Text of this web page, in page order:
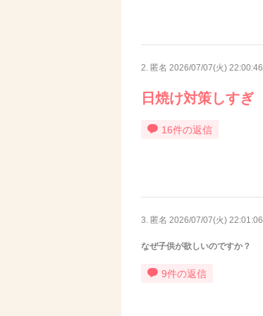
2. 匿名 2026/07/07(火) 22:00:46
日焼け対策しすぎ
16件の返信
3. 匿名 2026/07/07(火) 22:01:06
なぜ子供が欲しいのですか？
9件の返信